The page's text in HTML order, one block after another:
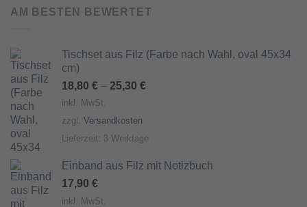
AM BESTEN BEWERTET
Tischset aus Filz (Farbe nach Wahl, oval 45x34
cm)
18,80 € – 25,30 €
inkl. MwSt.
zzgl. Versandkosten
Lieferzeit: 3 Werktage
Einband aus Filz mit Notizbuch
17,90 €
inkl. MwSt.